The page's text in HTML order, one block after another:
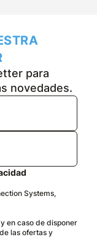
para
novedades.
Systems,
en caso de disponer
las ofertas y